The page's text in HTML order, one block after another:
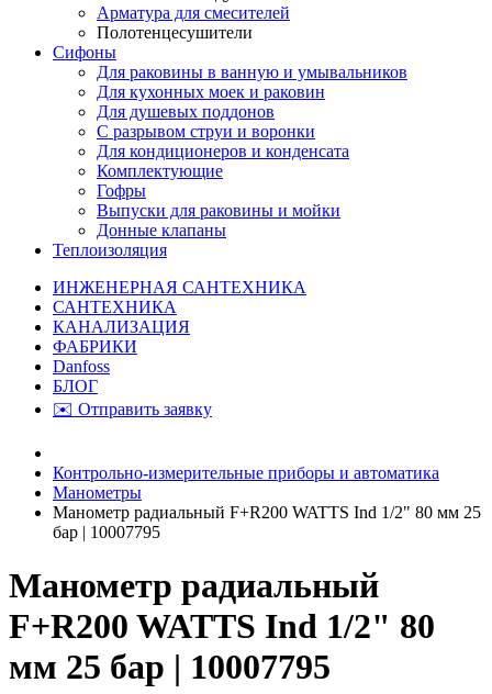
Арматура для смесителей
Полотенцесушители
Сифоны
Для раковины в ванную и умывальников
Для кухонных моек и раковин
Для душевых поддонов
С разрывом струи и воронки
Для кондиционеров и конденсата
Комплектующие
Гофры
Выпуски для раковины и мойки
Донные клапаны
Теплоизоляция
ИНЖЕНЕРНАЯ САНТЕХНИКА
САНТЕХНИКА
КАНАЛИЗАЦИЯ
ФАБРИКИ
Danfoss
БЛОГ
✉️ Отправить заявку
Контрольно-измерительные приборы и автоматика
Манометры
Манометр радиальный F+R200 WATTS Ind 1/2" 80 мм 25
бар | 10007795
Манометр радиальный
F+R200 WATTS Ind 1/2" 80
мм 25 бар | 10007795